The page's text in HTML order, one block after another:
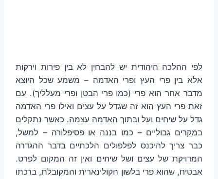
לפי ההלכה היהודית יש להבחין לא בין פירות וירקות
אלא בין פרי העץ ופרי האדמה – משמע שכל היוצא
מדבר אחר הוא פרי (כמו פרי הבטן ופרי מעלליך). עם
זאת פרי העץ הוא זה שגדל על עצים ואילו פרי האדמה
גדל על שיחים ועל ובתוך האדמה עצמה. כאשר נתקלים
במקרים גבוליים – כמו בננה או פסיפלורה – למשל,
כבר צריך להיכנס לפלפולים הלכתיים בדבר ההגדרה
המדויקת של עצים ושל שיחים ואין זה המקום לפרט.
אבטיח, שהוא פרי בלשון הקולינארית והמקובלת, ברכתו